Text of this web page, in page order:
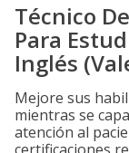
Técnico
Para
Inglés
Mejore sus
mientras se
atención al